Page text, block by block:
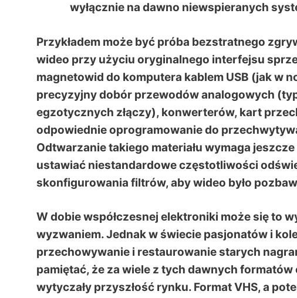
wyłącznie na dawno niewspieranych
Przykładem może być próba bezstratnego
wideo przy użyciu oryginalnego interfejsu
magnetowid do komputera kablem USB (jak w
precyzyjny dobór przewodów analogowych
egzotycznych złączy), konwerterów, kart
odpowiednie oprogramowanie do
Odtwarzanie takiego materiału wymaga
ustawiać niestandardowe częstotliwości
skonfigurowania filtrów, aby wideo było
W dobie współczesnej elektroniki może się to
wyzwaniem. Jednak w świecie pasjonatów i
przechowywanie i restaurowanie starych
pamiętać, że za wiele z tych dawnych
wytyczały przyszłość rynku. Format VHS, a